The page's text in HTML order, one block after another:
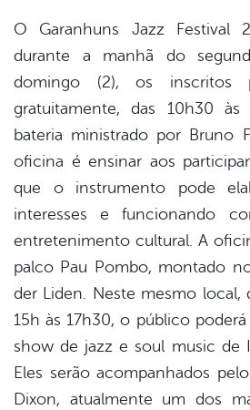
O Garanhuns Jazz Festival
durante a manhã do
domingo (2), os inscritos
gratuitamente, das 10h30
bateria ministrado por Bruno
oficina é ensinar aos
que o instrumento pode
interesses e funcionando
entretenimento cultural. A
palco Pau Pombo, montado
der Liden. Neste mesmo local,
15h às 17h30, o público
show de jazz e soul music de
Eles serão acompanhados
Dixon, atualmente um dos